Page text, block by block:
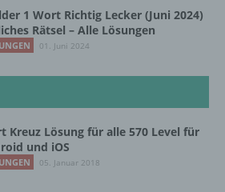
1 Wort Richtig Lecker (Juni 2024)
Rätsel – Alle Lösungen
01. Juni 2024
Kreuz Lösung für alle 570 Level für
und iOS
05. Januar 2018
der Verarbeitung
der Verarbeitung ist die
Daten mit dem Ziel, ihre
einzuschränken.